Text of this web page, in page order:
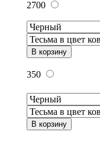
2700
В корзину
350
В корзину